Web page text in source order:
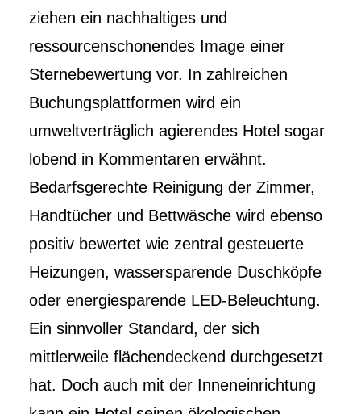
ziehen ein nachhaltiges und
ressourcenschonendes Image einer
Sternebewertung vor. In zahlreichen
Buchungsplattformen wird ein
umweltverträglich agierendes Hotel sogar
lobend in Kommentaren erwähnt.
Bedarfsgerechte Reinigung der Zimmer,
Handtücher und Bettwäsche wird ebenso
positiv bewertet wie zentral gesteuerte
Heizungen, wassersparende Duschköpfe
oder energiesparende LED-Beleuchtung.
Ein sinnvoller Standard, der sich
mittlerweile flächendeckend durchgesetzt
hat. Doch auch mit der Inneneinrichtung